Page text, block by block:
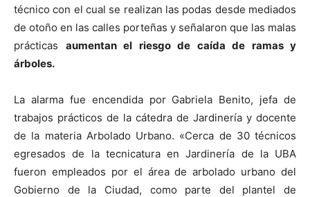
técnico con el cual se realizan las podas desde mediados
de otoño en las calles porteñas y señalaron que las malas
prácticas aumentan el riesgo de caída de ramas y
árboles.
La alarma fue encendida por Gabriela Benito, jefa de
trabajos prácticos de la cátedra de Jardinería y docente
de la materia Arbolado Urbano. «Cerca de 30 técnicos
egresados de la tecnicatura en Jardinería de la UBA
fueron empleados por el área de arbolado urbano del
Gobierno de la Ciudad, como parte del plantel de